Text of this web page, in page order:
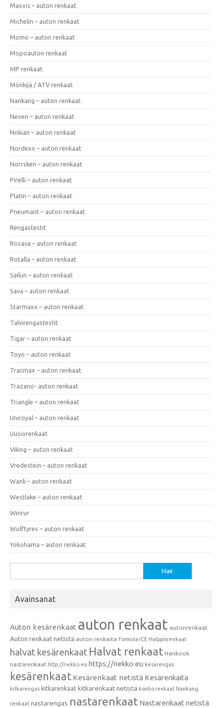
Maxxis – auton renkaat
Michelin – auton renkaat
Momo – auton renkaat
Mopoauton renkaat
MP renkaat
Mönkijä / ATV renkaat
Nankang – auton renkaat
Nexen – auton renkaat
Nokian – auton renkaat
Nordexx – auton renkaat
Norrsken – auton renkaat
Pirelli – auton renkaat
Platin – auton renkaat
Pneumant – auton renkaat
Rengastestit
Rosava – auton renkaat
Rotalla – auton renkaat
Sailun – auton renkaat
Sava – auton renkaat
Starmaxx – auton renkaat
Talvirengastestit
Tigar – auton renkaat
Toyo – auton renkaat
Tracmax – auton renkaat
Trazano- auton renkaat
Triangle – auton renkaat
Uniroyal – auton renkaat
Uusiorenkaat
Viking – auton renkaat
Vredestein – auton renkaat
Wanli – auton renkaat
Westlake – auton renkaat
Winrur
Wolftyres – auton renkaat
Yokohama – auton renkaat
Avainsanat
Auton kesärenkaat auton renkaat autonrenkaat
Auton renkaat netistä auton renkaita Formula ICE Halppisrenkaat
halvat kesärenkaat Halvat renkaat Hankook
nastarenkaat http://riekko.eu https://riekko.eu kesärengas
kesärenkaat Kesärenkaat netistä Kesärenkaita
kitkarengas kitkarenkaat kitkarenkaat netistä kontio renkaat Nankang
renkaat nastarengas nastarenkaat Nastarenkaat netistä